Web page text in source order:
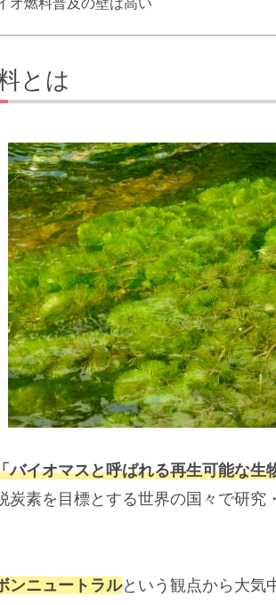
とは
バイオマスと呼ばれる再生可能な生
炭素を目標とする世界の国々で研
ンニュートラルという観点から大気